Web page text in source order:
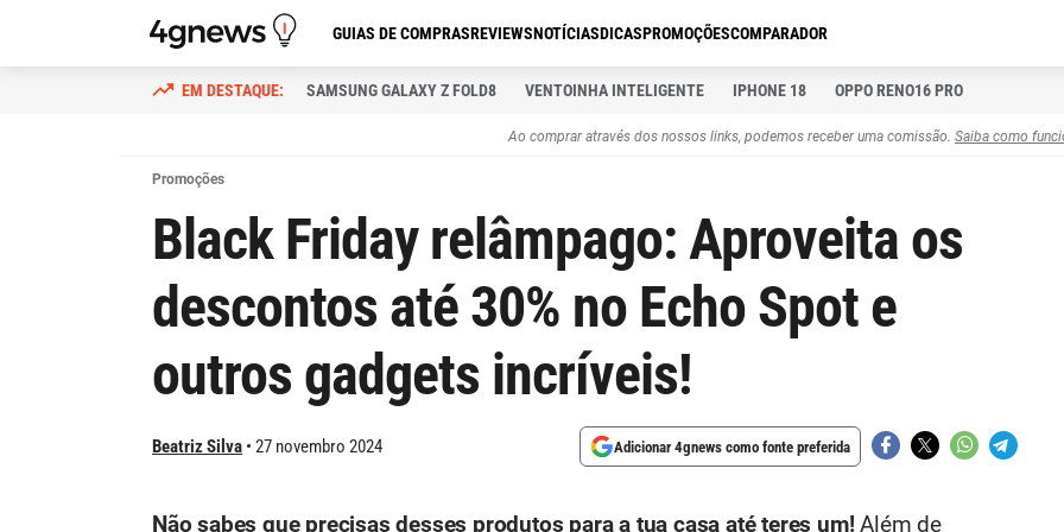
GUIAS DE COMPRASREVIEWSNOTÍCIASDICASPROMOÇÕESCOMPARADOR
SAMSUNG GALAXY Z FOLD8 VENTOINHA INTELIGENTE IPHONE 18 OPPO RENO16 PRO
Ao comprar através dos nossos links, podemos receber uma comissão. Saiba como
Promoções
Black Friday relâmpago: Aproveita os
descontos até 30% no Echo Spot e
outros gadgets incríveis!
Beatriz Silva 27 novembro 2024 Adicionar 4gnews como fonte preferida
Não sabes que precisas desses produtos para a tua casa até teres um! Além de